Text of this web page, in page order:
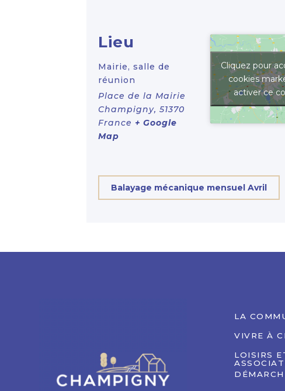
Lieu
Mairie, salle de
réunion
Place de la Mairie
Champigny, 51370
France + Google
Map
Cliquez pour
cookies
activer ce
Balayage mécanique mensuel Avril
LA
VIVRE À
LOISIRS